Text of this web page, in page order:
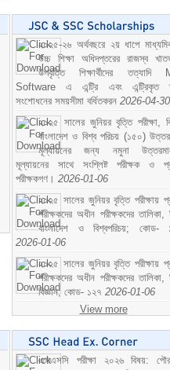
২০২৫-২৬ অর্থবছরে ২য় ধাপে
উচ্চ শিক্ষা অধিদপ্তরের রাজস্ব
উপবৃত্তি শিক্ষার্থীদের তত্যাদি
Software এ এন্ট্রি এবং এন্ট্রিকৃত
সংশোধনের সময়সীমা বর্ধিতকরন 2026-04-30
২০২৫ সালের জুনিয়র বৃত্তি পরীক্ষা,
বাংলাদেশ ও বিশ্ব পরিচয় (১৫০)
মূল্যায়নের জন্য নমুনা
মূল্যায়নের সাথে সংশ্লিষ্ট পরীক্ষক ও
পরীক্ষকগণ। 2026-01-06
২০২৫ সালের জুনিয়র বৃত্তি পরীক্ষায়
পরীক্ষকদের অধীন পরীক্ষকদের তালিকা,
বাংলাদেশ ও বিশ্বপরিচয়; কোড-
2026-01-06
২০২৫ সালের জুনিয়র বৃত্তি পরীক্ষায়
পরীক্ষকদের অধীন পরীক্ষকদের তালিকা,
বিজ্ঞান; কোড- ১২৭ 2026-01-06
View more
এসএসসি পরীক্ষা ২০২৬ বিষয়: